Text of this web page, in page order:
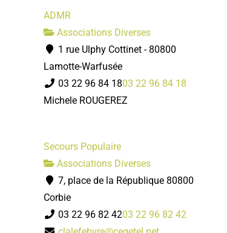
ADMR
Associations Diverses
1 rue Ulphy Cottinet - 80800
Lamotte-Warfusée
03 22 96 84 1803 22 96 84 18
Michele ROUGEREZ
Secours Populaire
Associations Diverses
7, place de la République 80800
Corbie
03 22 96 82 4203 22 96 82 42